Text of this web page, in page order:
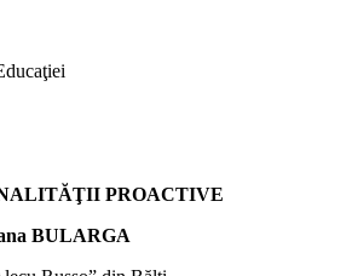
PROACTIVE
BULARGA